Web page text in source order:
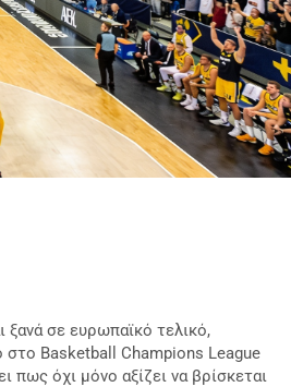
σε ευρωπαϊκό τελικό,
στο Basketball Champions League
πως όχι μόνο αξίζει να βρίσκεται